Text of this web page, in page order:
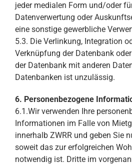
jeder medialen Form und/oder
Datenverwertung oder
eine sonstige gewerbliche
5.3. Die Verlinkung, Integration
Verknüpfung der Datenbank
der Datenbank mit anderen
Datenbanken ist unzulässig.
6. Personenbezogene
6.1.Wir verwenden Ihre
Informationen im Falle von
innerhalb ZWRR und geben Sie
soweit das zur erfolgreichen
notwendig ist. Dritte im